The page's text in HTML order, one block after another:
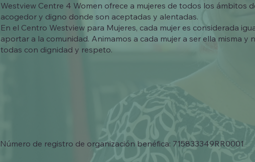
Westview Centre 4 Women ofrece a mujeres de todos los ámbitos
acogedor y digno donde son aceptadas y alentadas.
En el Centro Westview para Mujeres, cada mujer es considerada
aportar a la comunidad. Animamos a cada mujer a ser ella misma y
todas con dignidad y respeto.
Número de registro de organización benéfica: 715833349RR0001